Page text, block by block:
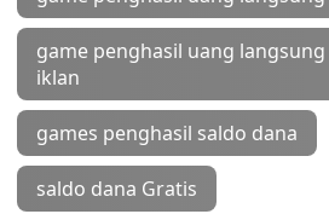
game penghasil uang
iklan
games penghasil saldo dana
saldo dana Gratis